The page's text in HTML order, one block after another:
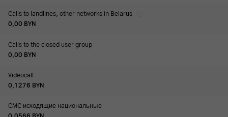
Calls to landlines, other networks in Belarus
0,00 BYN
Calls to the closed user group
0,00 BYN
Videocall
0,1276 BYN
СМС исходящие национальные